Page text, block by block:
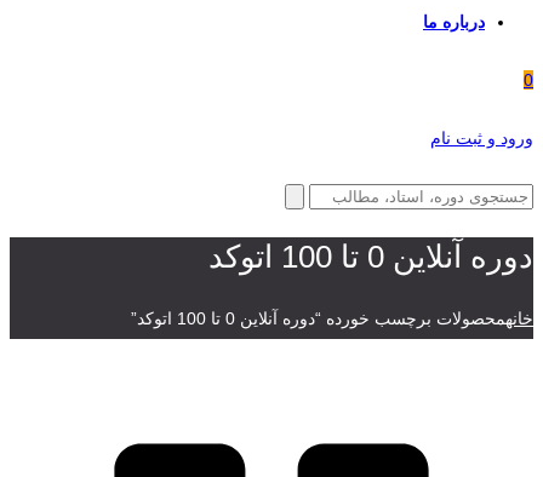
درباره ما
0
ورود و ثبت نام
دوره آنلاین 0 تا 100 اتوکد
خانهمحصولات برچسب خورده “دوره آنلاین 0 تا 100 اتوکد”